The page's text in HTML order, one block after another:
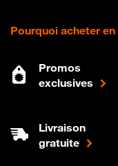
Pourquoi acheter en
Promos
exclusives
Livraison
gratuite